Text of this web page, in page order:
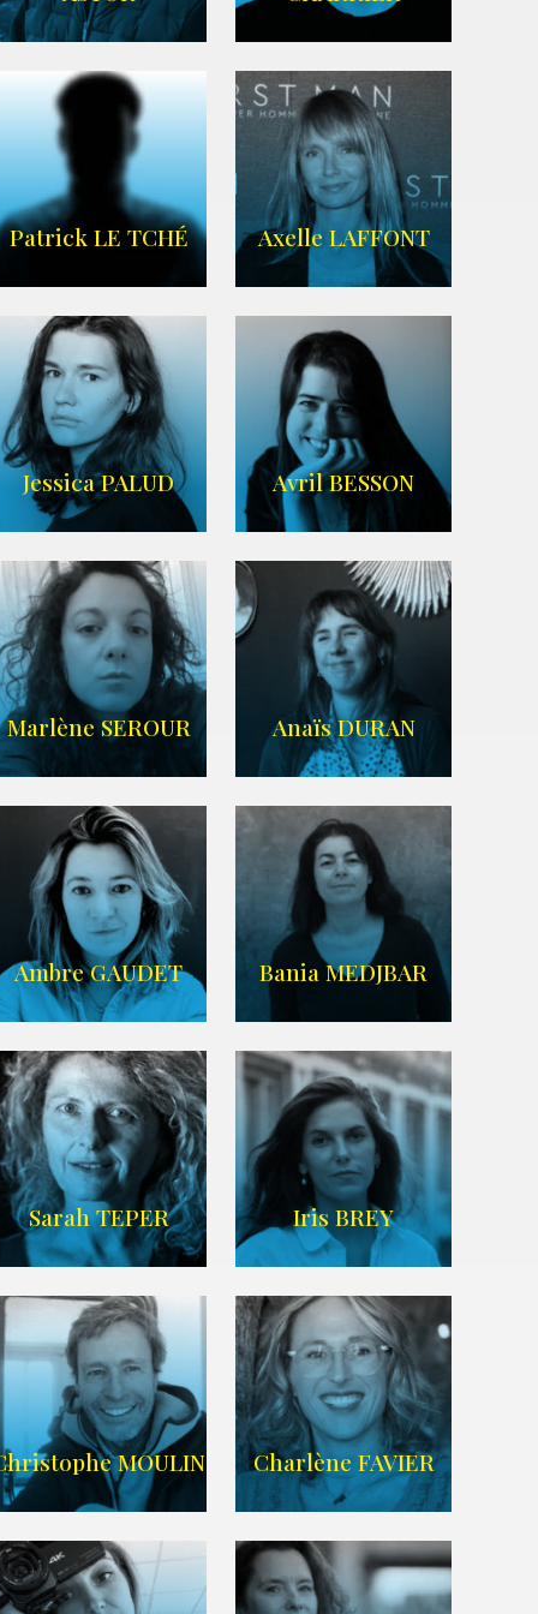
IMDB Imdb,Wikipedia
Patrick LE TCHÉ Axelle LAFFONT
Imdb,Wikipedia
Jessica PALUD
Imdb,Wikipedia
Avril BESSON
Agence UBBA
Marlène SEROUR
ARDA
Anaïs DURAN
Ambre GAUDET Bania MEDJBAR
IMDB/SITE
Sarah TEPER
Imdb
Iris BREY
WIKIPEDIA
MOULIN Charlène FAVIER